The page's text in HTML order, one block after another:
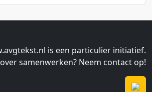
is een particulier initiatief.
samenwerken? Neem contact op!